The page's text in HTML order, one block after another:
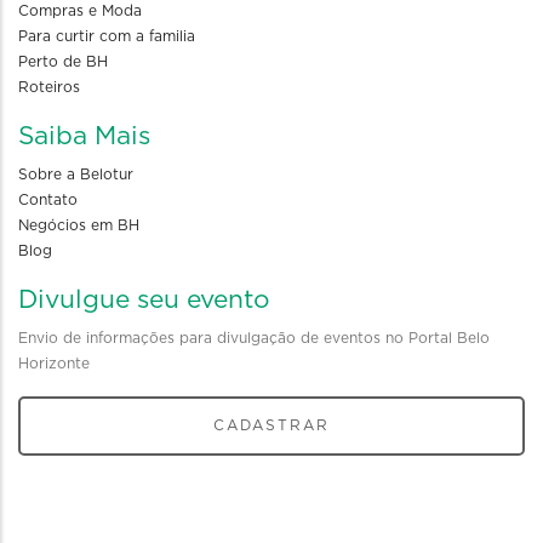
Compras e Moda
Para curtir com a familia
Perto de BH
Roteiros
Saiba Mais
Sobre a Belotur
Contato
Negócios em BH
Blog
Divulgue seu evento
Envio de informações para divulgação de eventos no Portal Belo
Horizonte
CADASTRAR